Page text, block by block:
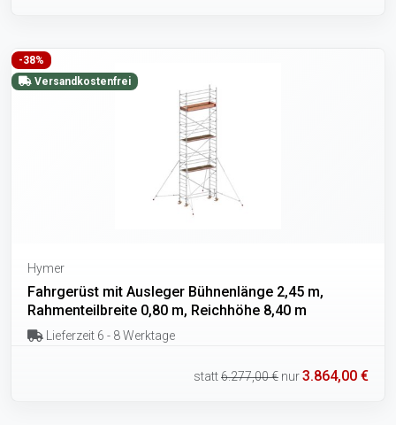
-38%
Versandkostenfrei
Hymer
Fahrgerüst mit Ausleger Bühnenlänge 2,45 m,
Rahmenteilbreite 0,80 m, Reichhöhe 8,40 m
Lieferzeit 6 - 8 Werktage
statt6.277,00 € nur3.864,00 €